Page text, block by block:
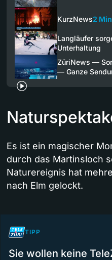
KurzNews2 Min
Langläufer
Unterhaltung
ZüriNews —
— Ganze
Es ist ein magischer
durch das Martinsloch
Naturereignis hat
nach Elm gelockt.
TIPP
Sie wollen keine